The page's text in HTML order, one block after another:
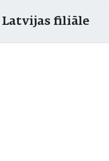
Latvijas filiāle